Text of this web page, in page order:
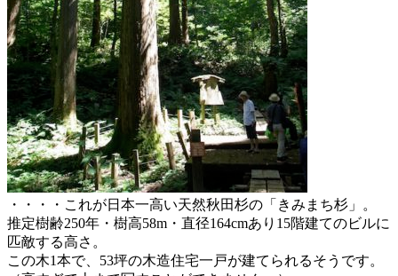
・・・・これが日本一高い天然秋田杉の「きみまち杉」。
推定樹齢250年・樹高58m・直径164cmあり15階建てのビルに
匹敵する高さ。
この木1本で、53坪の木造住宅一戸が建てられるそうです。